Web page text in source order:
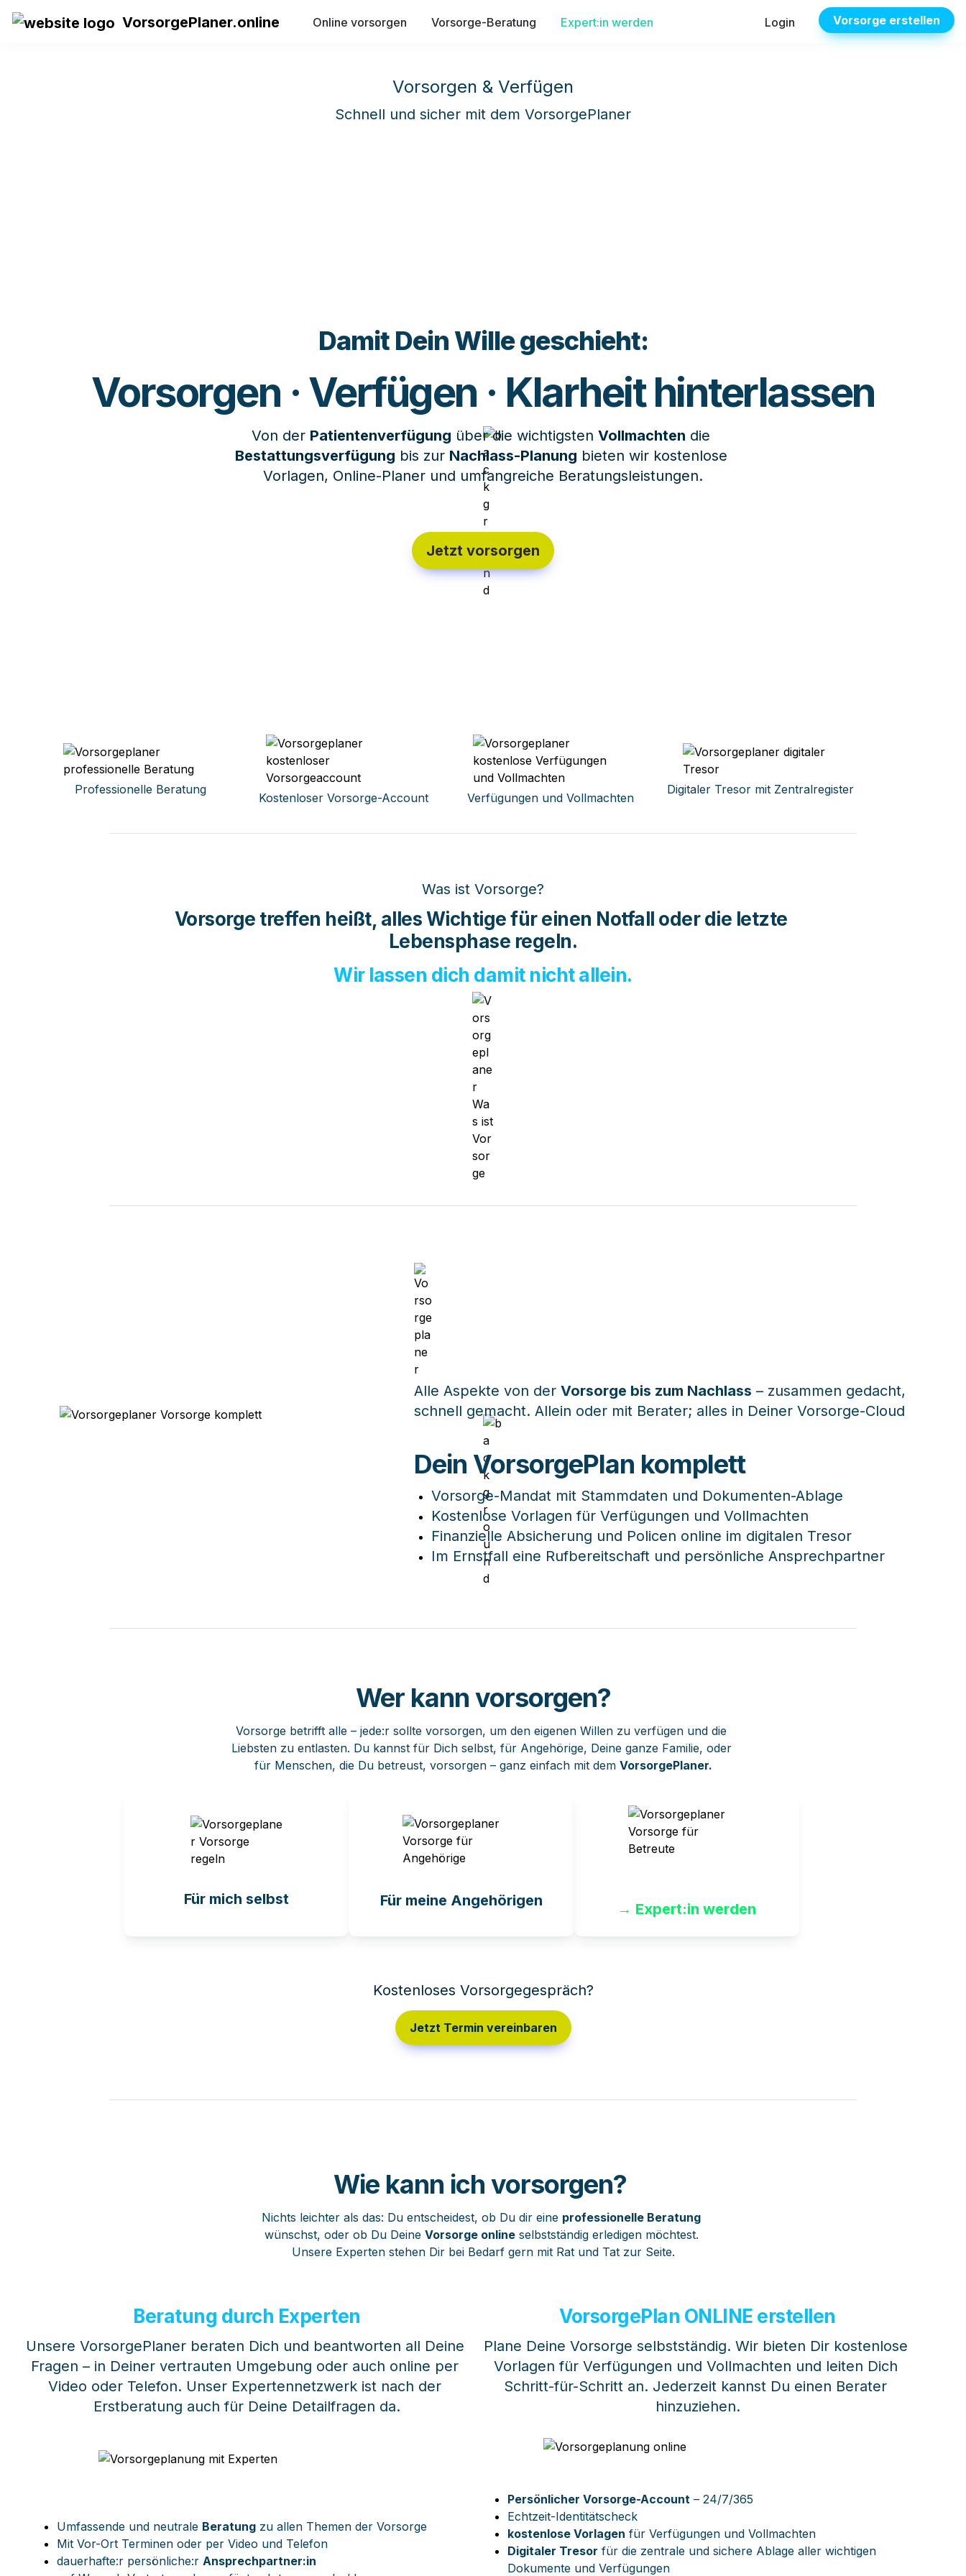
VorsorgePlaner.online Online vorsorgen Vorsorge-Beratung Expert:in werden Login Vorsorge erstellen
Vorsorgen & Verfügen
Schnell und sicher mit dem VorsorgePlaner
Damit Dein Wille geschieht:
Vorsorgen · Verfügen · Klarheit hinterlassen
Von der Patientenverfügung über die wichtigsten Vollmachten
Bestattungsverfügung bis zur Nachlass-Planung bieten wir kostenlose
Vorlagen, Online-Planer und umfangreiche Beratungsleistungen.
Jetzt vorsorgen
Professionelle Beratung
Kostenloser Vorsorge-Account Verfügungen und Vollmachten
Digitaler Tresor mit Zentralregister
Was ist Vorsorge?
Vorsorge treffen heißt, alles Wichtige für einen Notfall oder die letzte
Lebensphase regeln.
Wir lassen dich damit nicht allein.
Alle Aspekte von der Vorsorge bis zum Nachlass – zusammen gedacht,
schnell gemacht. Allein oder mit Berater; alles in Deiner Vorsorge-Cloud
Dein VorsorgePlan komplett
Vorsorge-Mandat mit Stammdaten und Dokumenten-Ablage
Kostenlose Vorlagen für Verfügungen und Vollmachten
Finanzielle Absicherung und Policen online im digitalen Tresor
Im Ernstfall eine Rufbereitschaft und persönliche Ansprechpartner
Wer kann vorsorgen?
Vorsorge betrifft alle – jede:r sollte vorsorgen, um den eigenen Willen zu verfügen und die
Liebsten zu entlasten. Du kannst für Dich selbst, für Angehörige, Deine ganze Familie, oder
für Menschen, die Du betreust, vorsorgen – ganz einfach mit dem VorsorgePlaner.
Für mich selbst Für meine Angehörigen
→ Expert:in werden
Kostenloses Vorsorgegespräch?
Jetzt Termin vereinbaren
Wie kann ich vorsorgen?
Nichts leichter als das: Du entscheidest, ob Du dir eine professionelle Beratung
wünschst, oder ob Du Deine Vorsorge online selbstständig erledigen möchtest.
Unsere Experten stehen Dir bei Bedarf gern mit Rat und Tat zur Seite.
Beratung durch Experten
Unsere VorsorgePlaner beraten Dich und beantworten all Deine
Fragen – in Deiner vertrauten Umgebung oder auch online per
Video oder Telefon. Unser Expertennetzwerk ist nach der
Erstberatung auch für Deine Detailfragen da.
Umfassende und neutrale Beratung zu allen Themen der Vorsorge
Mit Vor-Ort Terminen oder per Video und Telefon
dauerhafte:r persönliche:r Ansprechpartner:in
VorsorgePlan ONLINE erstellen
Plane Deine Vorsorge selbstständig. Wir bieten Dir kostenlose
Vorlagen für Verfügungen und Vollmachten und leiten Dich
Schritt-für-Schritt an. Jederzeit kannst Du einen Berater
hinzuziehen.
Persönlicher Vorsorge-Account – 24/7/365
Echtzeit-Identitätscheck
kostenlose Vorlagen für Verfügungen und Vollmachten
Digitaler Tresor für die zentrale und sichere Ablage aller wichtigen
Dokumente und Verfügungen